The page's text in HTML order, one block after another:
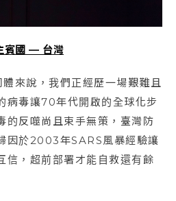
賓國 — 台灣
來說，我們正經歷一場艱難且
病毒讓70年代開啟的全球化步
的反噬尚且束手無策，臺灣防
因於2003年SARS風暴經驗讓
信，超前部署才能自救還有餘